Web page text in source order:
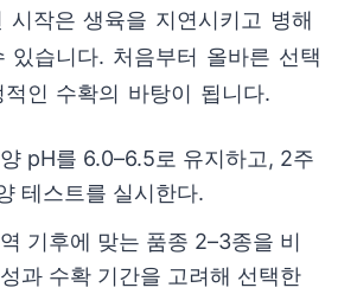
시작은 생육을 지연시키고 병해
있습니다. 처음부터 올바른 선택
인 수확의 바탕이 됩니다.
pH를 6.0–6.5로 유지하고, 2주
테스트를 실시한다.
기후에 맞는 품종 2–3종을 비
과 수확 기간을 고려해 선택한